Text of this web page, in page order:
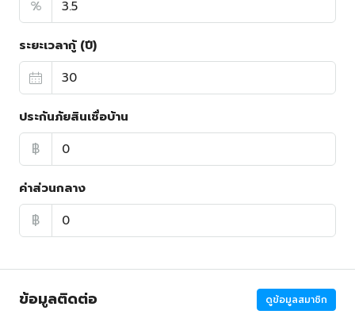
%
ระยะเวลากู้ (ปี)
ประกันภัยสินเชื่อบ้าน
฿
ค่าส่วนกลาง
฿
ข้อมูลติดต่อ ดูข้อมูลสมาชิก